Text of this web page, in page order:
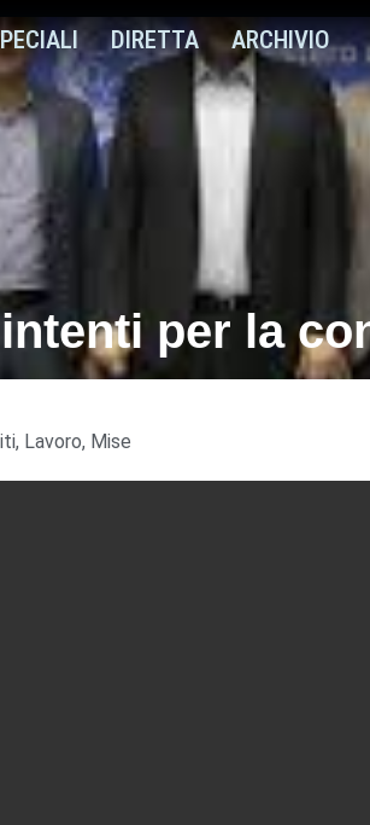
DIRETTA ARCHIVIO
per la
, Lavoro, Mise